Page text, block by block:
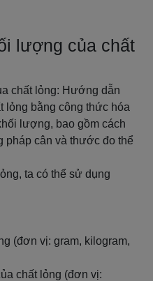
lượng của chất
chất lỏng: Hướng dẫn
lỏng bằng công thức hóa
lượng, bao gồm cách
cân và thước đo thể
ta có thể sử dụng
(đơn vị: gram, kilogram,
chất lỏng (đơn vị: